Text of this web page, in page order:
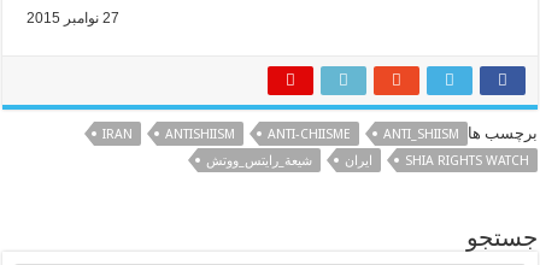
27 نوامبر 2015
برچسب ها ANTI_SHIISM
ANTI-CHIISME
ANTISHIISM
IRAN
SHIA RIGHTS WATCH
ایران شيعة_رايتس_ووتش
جستجو